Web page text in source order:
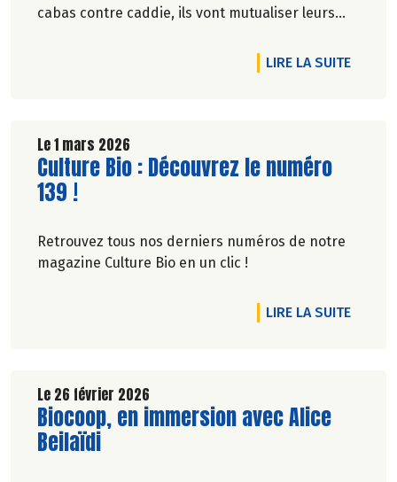
cabas contre caddie, ils vont mutualiser leurs
LIRE LA SUITEDE
Le 1 mars 2026
Lire la suite de l'article
Culture Bio : Découvrez le numéro
139 !
Retrouvez tous nos derniers numéros de notre
magazine Culture Bio en un clic !
LIRE LA SUITEDE
Le 26 février 2026
Lire la suite de l'article
Biocoop, en immersion avec Alice
Beilaïdi